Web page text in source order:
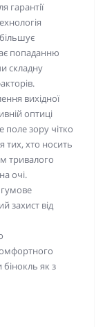
гарантії
попаданню
складну
вихідної
оптиці
поле зору чітко
тих, хто носить
тривалого
очі.
захист від
як з